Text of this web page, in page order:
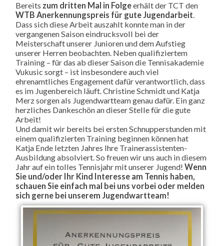
WTB-
AUSZEICHNUNG
FÜR
„GUTE
2017“
Bereits zum dritten Mal in Folgeerhält der TCT den
WTB Anerkennungspreis für gute Jugendarbeit.
Dass sich diese Arbeit auszahlt konnte man in der
vergangenen Saison eindrucksvoll bei der
Meisterschaft unserer Junioren und dem Aufstieg
unserer Herren beobachten. Neben qualifiziertem
Training – für das ab dieser Saison die Tennisakademie
Vukusic sorgt – ist insbesondere auch viel
ehrenamtliches Engagement dafür verantwortlich, dass
es im Jugenbereich läuft. Christine Schmidt und Katja
Merz sorgen als Jugendwartteam genau dafür. Ein ganz
herzliches Dankeschön an dieser Stelle für die gute
Arbeit!
Und damit wir bereits bei ersten Schnupperstunden mit
einem qualifizierten Training beginnen können hat
Katja Ende letzten Jahres Ihre Trainerassistenten-
Ausbildung absolviert. So freuen wir uns auch in diesem
Jahr auf ein tolles Tennisjahr mit unserer Jugend!Wenn
Sie und/oder Ihr Kind Interesse am Tennis haben,
schauen Sie einfach mal bei uns vorbei oder melden
sich gerne bei unserem Jugendwartteam!